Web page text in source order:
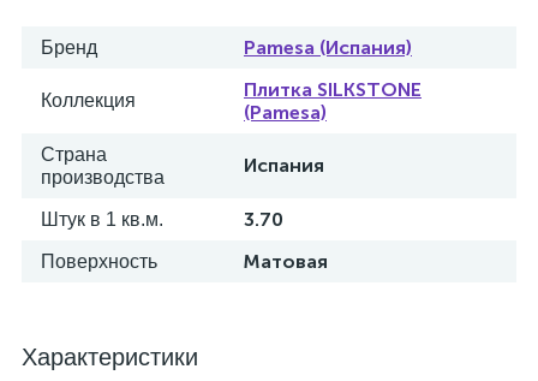
Бренд Pamesa (Испания)
Коллекция
Плитка SILKSTONE
(Pamesa)
Страна
производства
Испания
Штук в 1 кв.м. 3.70
Поверхность Матовая
Характеристики